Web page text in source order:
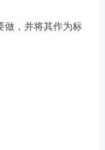
做，并将其作为标